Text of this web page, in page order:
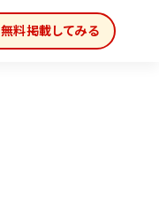
無料掲載してみる